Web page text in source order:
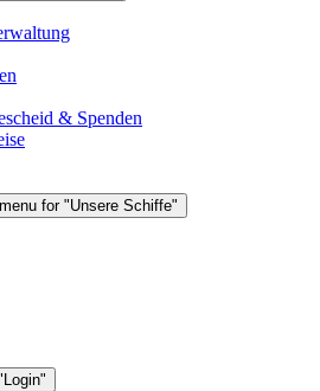
& Spenden
for "Unsere Schiffe"